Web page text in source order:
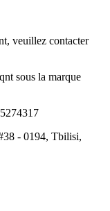
veuillez contacter
sous la marque
- 0194, Tbilisi,